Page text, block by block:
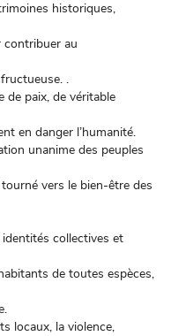
historiques,
contribuer au
.
de paix, de véritable
en danger l’humanité.
unanime des peuples
vers le bien-être des
collectives et
de toutes espèces,
locaux, la violence,